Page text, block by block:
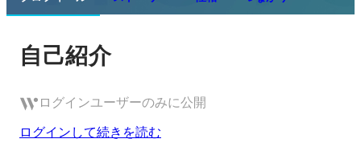
自己紹介
ログインユーザーのみに公開
ログインして続きを読む